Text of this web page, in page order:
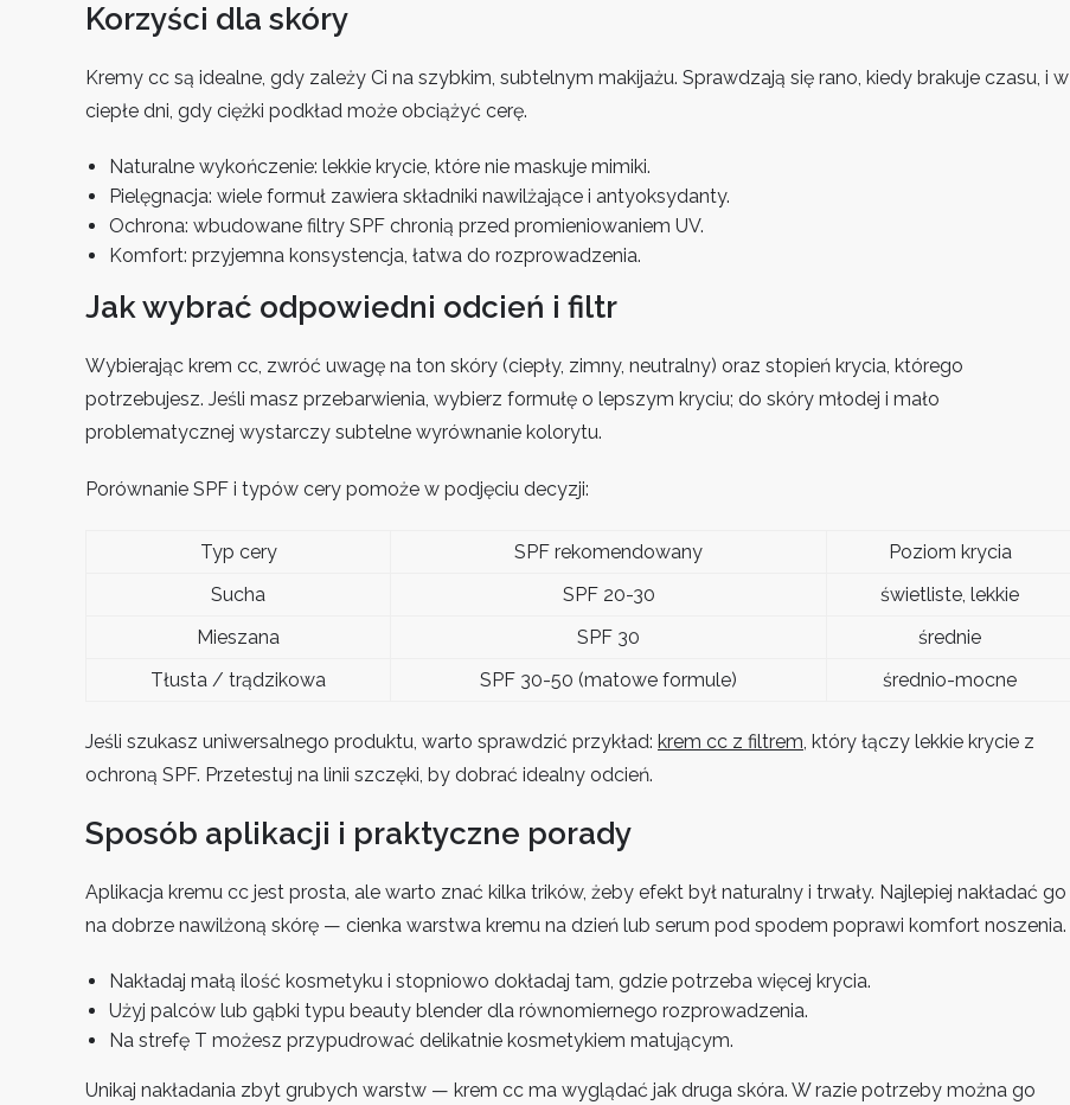
Korzyści dla skóry
Kremy cc są idealne, gdy zależy Ci na szybkim, subtelnym makijażu. Sprawdzają się rano, kiedy brakuje czasu, i w
ciepłe dni, gdy ciężki podkład może obciążyć cerę.
Naturalne wykończenie: lekkie krycie, które nie maskuje mimiki.
Pielęgnacja: wiele formuł zawiera składniki nawilżające i antyoksydanty.
Ochrona: wbudowane filtry SPF chronią przed promieniowaniem UV.
Komfort: przyjemna konsystencja, łatwa do rozprowadzenia.
Jak wybrać odpowiedni odcień i filtr
Wybierając krem cc, zwróć uwagę na ton skóry (ciepły, zimny, neutralny) oraz stopień krycia, którego
potrzebujesz. Jeśli masz przebarwienia, wybierz formułę o lepszym kryciu; do skóry młodej i mało
problematycznej wystarczy subtelne wyrównanie kolorytu.
Porównanie SPF i typów cery pomoże w podjęciu decyzji:
Typ cery SPF rekomendowany
Poziom krycia
Sucha
SPF 20-30
świetliste, lekkie
Mieszana
SPF 30
średnie
Tłusta / trądzikowa
SPF 30-50 (matowe formule) średnio-mocne
Jeśli szukasz uniwersalnego produktu, warto sprawdzić przykład: krem cc z filtrem, który łączy lekkie krycie z
ochroną SPF. Przetestuj na linii szczęki, by dobrać idealny odcień.
Sposób aplikacji i praktyczne porady
Aplikacja kremu cc jest prosta, ale warto znać kilka trików, żeby efekt był naturalny i trwały. Najlepiej nakładać go
na dobrze nawilżoną skórę — cienka warstwa kremu na dzień lub serum pod spodem poprawi komfort noszenia.
Nakładaj małą ilość kosmetyku i stopniowo dokładaj tam, gdzie potrzeba więcej krycia.
Użyj palców lub gąbki typu beauty blender dla równomiernego rozprowadzenia.
Na strefę T możesz przypudrować delikatnie kosmetykiem matującym.
Unikaj nakładania zbyt grubych warstw — krem cc ma wyglądać jak druga skóra. W razie potrzeby można go